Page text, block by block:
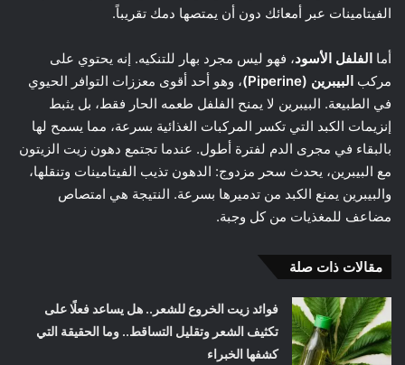
الفيتامينات عبر أمعائك دون أن يمتصها دمك تقريباً.
أما الفلفل الأسود، فهو ليس مجرد بهار للتنكيه. إنه يحتوي على
مركب البيبرين (Piperine)
، وهو أحد أقوى معززات التوافر الحيوي
في الطبيعة. البيبرين لا يمنح الفلفل طعمه الحار فقط، بل يثبط
إنزيمات الكبد التي تكسر المركبات الغذائية بسرعة، مما يسمح لها
بالبقاء في مجرى الدم لفترة أطول. عندما تجتمع دهون زيت الزيتون
مع البيبرين، يحدث سحر مزدوج: الدهون تذيب الفيتامينات وتنقلها،
والبيبرين يمنع الكبد من تدميرها بسرعة. النتيجة هي امتصاص
مضاعف للمغذيات من كل وجبة.
مقالات ذات صلة
فوائد زيت الخروع للشعر.. هل يساعد فعلًا على
تكثيف الشعر وتقليل التساقط.. وما الحقيقة التي
كشفها الخبراء